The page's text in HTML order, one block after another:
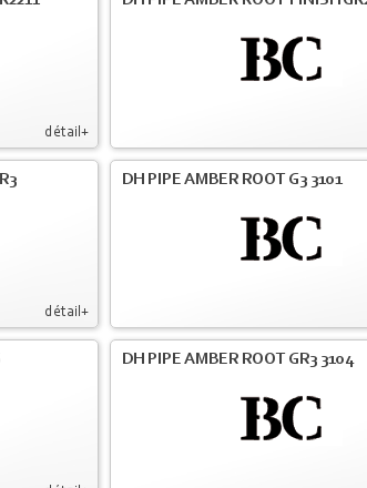
détail+
détail+
DH PIPE AMBER ROOT G3 3101
DH PIPE AMBER ROOT GR3 3104